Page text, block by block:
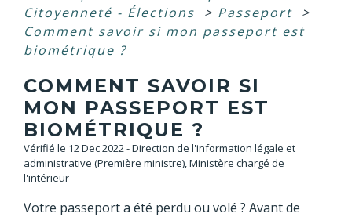
Citoyenneté - Élections
> Passeport >
Comment savoir si mon passeport est
biométrique ?
COMMENT SAVOIR SI
MON PASSEPORT EST
BIOMÉTRIQUE ?
Vérifié le 12 Dec 2022 - Direction de l'information légale et
administrative (Première ministre), Ministère chargé de
l'intérieur
Votre passeport a été perdu ou volé ? Avant de